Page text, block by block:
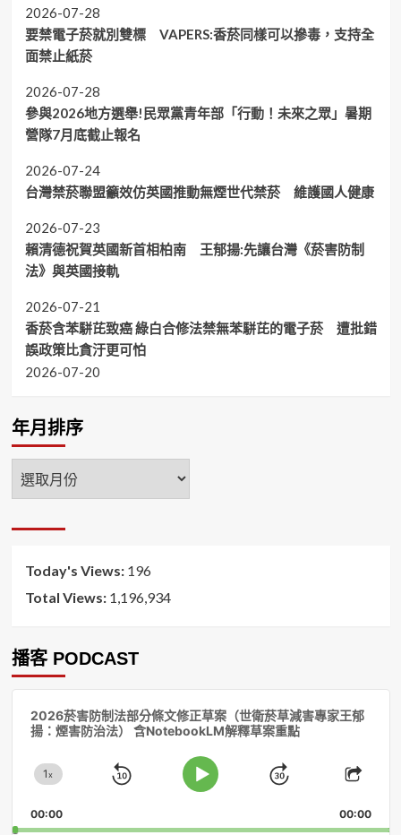
2026-07-28
要禁電子菸就別雙標 VAPERS:香菸同樣可以摻毒，支持全
面禁止紙菸
2026-07-28
參與2026地方選舉!民眾黨青年部「行動！未來之眾」暑期
營隊7月底截止報名
2026-07-24
台灣禁菸聯盟籲效仿英國推動無煙世代禁菸 維護國人健康
2026-07-23
賴清德祝賀英國新首相柏南 王郁揚:先讓台灣《菸害防制
法》與英國接軌
2026-07-21
香菸含苯駢芘致癌 綠白合修法禁無苯駢芘的電子菸 遭批錯
誤政策比貪汙更可怕
2026-07-20
年月排序
年
月
序
Today's Views: 196
Total Views: 1,196,934
播客 PODCAST
2026菸害防制法部分條文修正草案（世衛菸草減害專家王郁
揚：煙害防治法） 含NotebookLM解釋草案重點
Change
Rate
1x
Skip
Play
Jump
Forward
Share
00:00 00:00